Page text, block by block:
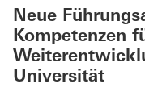
Neue
Kompetenzen
Universität